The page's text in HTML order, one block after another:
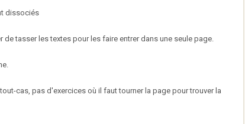
dissociés
de tasser les textes pour les faire entrer dans une seule page.
cas, pas d'exercices où il faut tourner la page pour trouver la